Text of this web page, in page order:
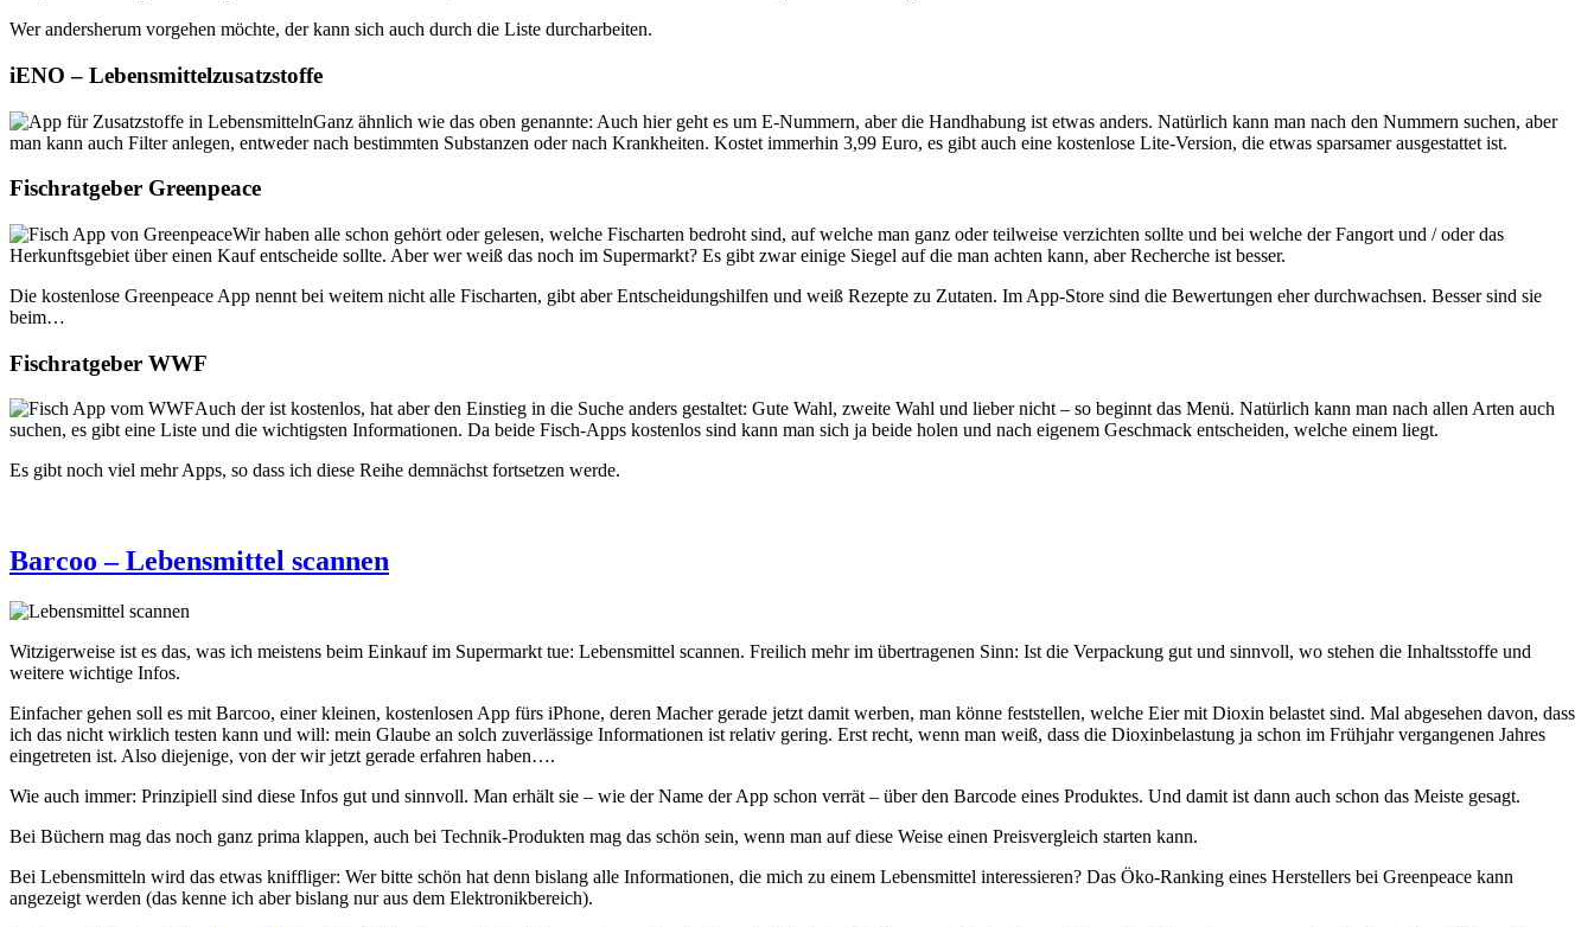
Wer andersherum vorgehen möchte, der kann sich auch durch die Liste durcharbeiten.
iENO – Lebensmittelzusatzstoffe
Ganz ähnlich wie das oben genannte: Auch hier geht es um E-Nummern, aber die Handhabung ist etwas anders. Natürlich kann man nach den Nummern suchen, aber
man kann auch Filter anlegen, entweder nach bestimmten Substanzen oder nach Krankheiten. Kostet immerhin 3,99 Euro, es gibt auch eine kostenlose Lite-Version, die etwas sparsamer ausgestattet ist.
Fischratgeber Greenpeace
Wir haben alle schon gehört oder gelesen, welche Fischarten bedroht sind, auf welche man ganz oder teilweise verzichten sollte und bei welche der Fangort und / oder das
Herkunftsgebiet über einen Kauf entscheide sollte. Aber wer weiß das noch im Supermarkt? Es gibt zwar einige Siegel auf die man achten kann, aber Recherche ist besser.
Die kostenlose Greenpeace App nennt bei weitem nicht alle Fischarten, gibt aber Entscheidungshilfen und weiß Rezepte zu Zutaten. Im App-Store sind die Bewertungen eher durchwachsen. Besser sind sie
beim…
Fischratgeber WWF
Auch der ist kostenlos, hat aber den Einstieg in die Suche anders gestaltet: Gute Wahl, zweite Wahl und lieber nicht – so beginnt das Menü. Natürlich kann man nach allen Arten auch
suchen, es gibt eine Liste und die wichtigsten Informationen. Da beide Fisch-Apps kostenlos sind kann man sich ja beide holen und nach eigenem Geschmack entscheiden, welche einem liegt.
Es gibt noch viel mehr Apps, so dass ich diese Reihe demnächst fortsetzen werde.
Barcoo – Lebensmittel scannen
Witzigerweise ist es das, was ich meistens beim Einkauf im Supermarkt tue: Lebensmittel scannen. Freilich mehr im übertragenen Sinn: Ist die Verpackung gut und sinnvoll, wo stehen die Inhaltsstoffe und
weitere wichtige Infos.
Einfacher gehen soll es mit Barcoo, einer kleinen, kostenlosen App fürs iPhone, deren Macher gerade jetzt damit werben, man könne feststellen, welche Eier mit Dioxin belastet sind. Mal abgesehen davon, dass
ich das nicht wirklich testen kann und will: mein Glaube an solch zuverlässige Informationen ist relativ gering. Erst recht, wenn man weiß, dass die Dioxinbelastung ja schon im Frühjahr vergangenen Jahres
eingetreten ist. Also diejenige, von der wir jetzt gerade erfahren haben….
Wie auch immer: Prinzipiell sind diese Infos gut und sinnvoll. Man erhält sie – wie der Name der App schon verrät – über den Barcode eines Produktes. Und damit ist dann auch schon das Meiste gesagt.
Bei Büchern mag das noch ganz prima klappen, auch bei Technik-Produkten mag das schön sein, wenn man auf diese Weise einen Preisvergleich starten kann.
Bei Lebensmitteln wird das etwas kniffliger: Wer bitte schön hat denn bislang alle Informationen, die mich zu einem Lebensmittel interessieren? Das Öko-Ranking eines Herstellers bei Greenpeace kann
angezeigt werden (das kenne ich aber bislang nur aus dem Elektronikbereich).